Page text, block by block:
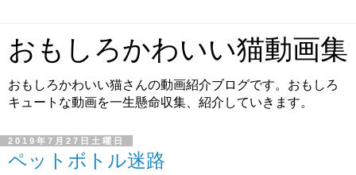
おもしろかわいい猫動画集
おもしろかわいい猫さんの動画紹介ブログです。おもしろ
キュートな動画を一生懸命収集、紹介していきます。
2019年7月27日土曜日
ペットボトル迷路